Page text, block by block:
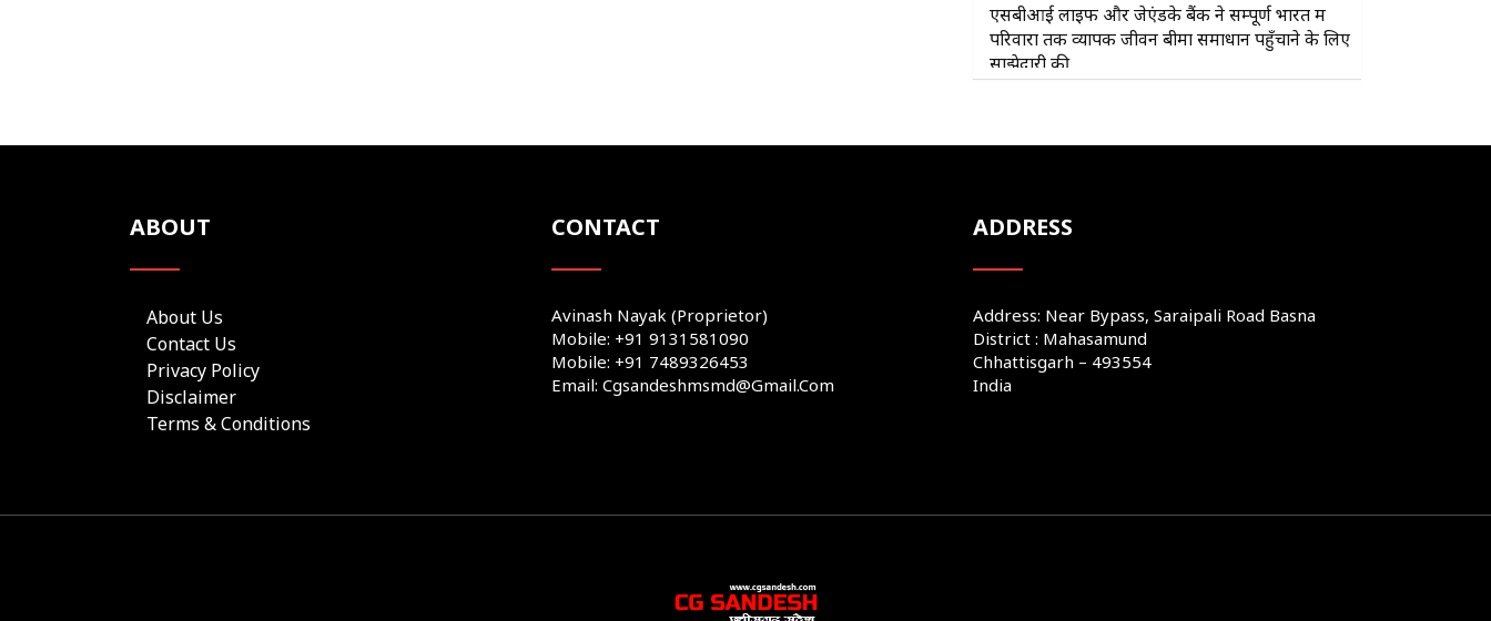
एसबीआई लाइफ और जेएंडके बैंक ने सम्पूर्ण भारत में
परिवारों तक व्यापक जीवन बीमा समाधान पहुँचाने के लिए
साझेदारी की
ABOUT
About Us
Contact Us
Privacy Policy
Disclaimer
Terms & Conditions
CONTACT
Avinash Nayak (Proprietor)
Mobile: +91 9131581090
Mobile: +91 7489326453
Email: Cgsandeshmsmd@gmail.com
ADDRESS
Address: Near Bypass, Saraipali Road Basna
District : Mahasamund
Chhattisgarh – 493554
India